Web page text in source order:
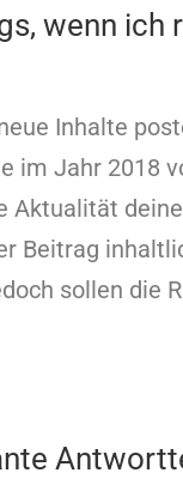
wenn ich
Inhalte
im Jahr 2018
Aktualität
Beitrag
sollen die